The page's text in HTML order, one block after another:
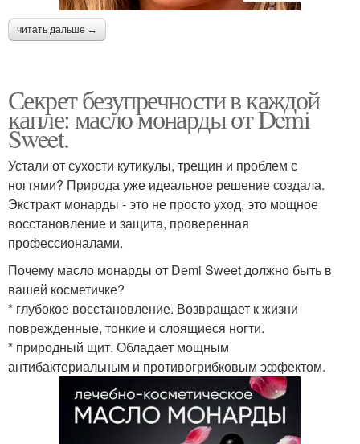
читать дальше →
Секрет безупречности в каждой
капле: масло монарды от Demi
Sweet.
Устали от сухости кутикулы, трещин и проблем с
ногтями? Природа уже идеальное решение создала.
Экстракт монарды - это не просто уход, это мощное
восстановление и защита, проверенная
профессионалами.
Почему масло монарды от Demi Sweet должно быть в
вашей косметичке?
* глубокое восстановление. Возвращает к жизни
поврежденные, тонкие и слоящиеся ногти.
* природный щит. Обладает мощным
антибактериальным и противогрибковым эффектом.